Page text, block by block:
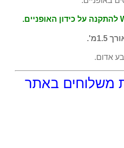
אדום.
משלוחים באתר